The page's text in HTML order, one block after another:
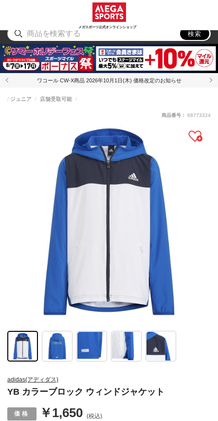
メガスポーツ公式オンラインショップ
アウトドア
検索
ワコール CW-X商品 2026年10月1日(木) 価格改定のお知らせ
adidas(アディダス)
YB カラーブロック ウィンドジャケット
ジュニア 店舗受取可能
￥1,650 (税込)
商品番号： 68773324